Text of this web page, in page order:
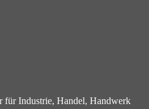
für Industrie, Handel, Handwerk